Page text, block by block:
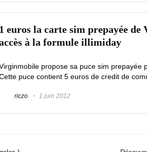
1 euros la carte sim prepayée
à la formule illimiday
propose sa puce sim prepayée
puce contient 5 euros de credit de
riczo 1 juin 2012